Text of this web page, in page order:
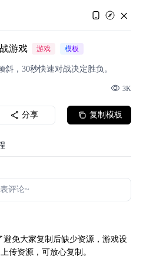
游戏 游戏 模板
，30秒快速对战决定胜负。
3K
分享 复制模板
避免大家复制后缺少资源，游戏设
传资源，可放心复制。